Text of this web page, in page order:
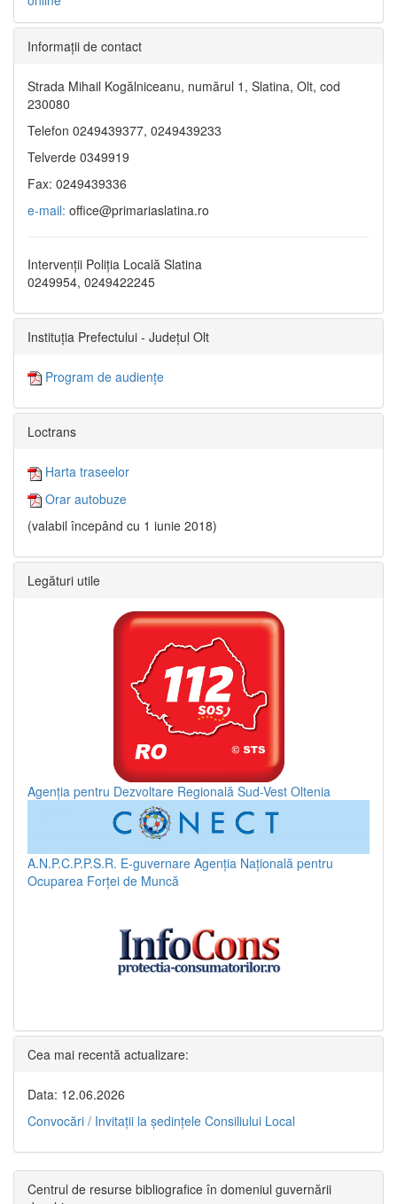
Informaţii de contact
Strada Mihail Kogălniceanu, numărul 1, Slatina, Olt, cod
230080
Telefon 0249439377, 0249439233
Telverde 0349919
Fax: 0249439336
e-mail: office@primariaslatina.ro
Intervenții Poliția Locală Slatina
0249954, 0249422245
Instituția Prefectului - Județul Olt
Program de audiențe
Loctrans
Harta traseelor
Orar autobuze
(valabil începând cu 1 iunie 2018)
Legături utile
Agenția pentru Dezvoltare Regională Sud-Vest Oltenia
A.N.P.C.P.P.S.R. E-guvernare Agenția Națională pentru
Ocuparea Forței de Muncă
Cea mai recentă actualizare:
Data: 12.06.2026
Convocări / Invitaţii la şedinţele Consiliului Local
Centrul de resurse bibliografice în domeniul guvernării